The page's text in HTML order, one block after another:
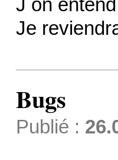
J on
Je
Bugs
Publié :